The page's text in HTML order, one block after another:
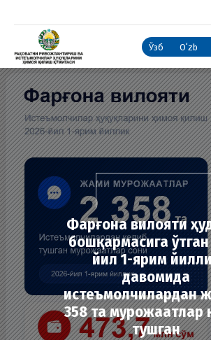
Ўзб Oʻzb
Фарғона вилояти
бошқармасига
йил 1-ярим
давомида
истеъмолчилардан
358 та мурожаатлар
тушган